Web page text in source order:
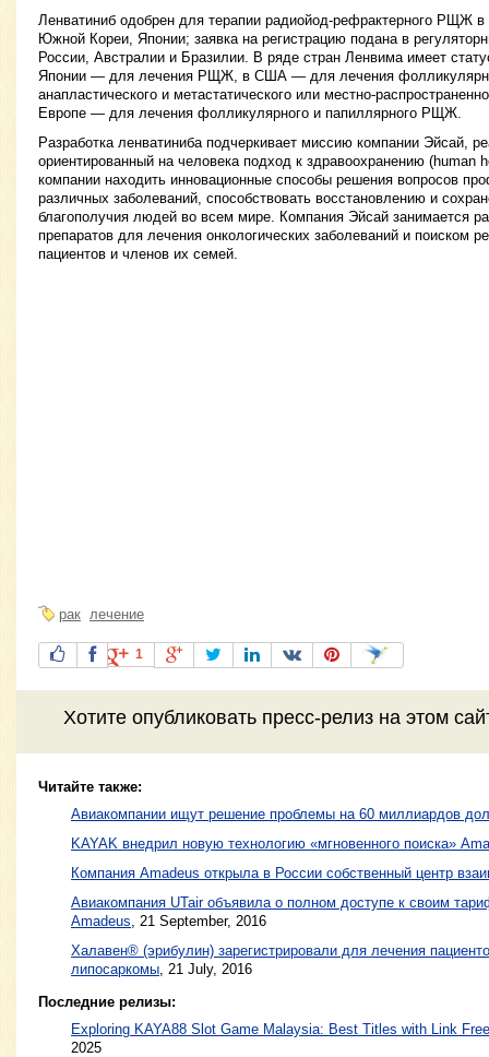
Ленватиниб одобрен для терапии радиойод-рефрактерного РЩЖ
Южной Кореи, Японии; заявка на регистрацию подана в
России, Австралии и Бразилии. В ряде стран Ленвима имеет
Японии — для лечения РЩЖ, в США — для лечения
анапластического и метастатического или местно-
Европе — для лечения фолликулярного и папиллярного РЩЖ.
Разработка ленватиниба подчеркивает миссию компании Эйсай,
ориентированный на человека подход к здравоохранению (human
компании находить инновационные способы решения вопросов
различных заболеваний, способствовать восстановлению и
благополучия людей во всем мире. Компания Эйсай занимается
препаратов для лечения онкологических заболеваний и поиском
пациентов и членов их семей.
рак лечение
1
Хотите опубликовать пресс-релизна этом
Читайте также:
Авиакомпании ищут решение проблемы на 60 миллиардов
KAYAK внедрил новую технологию «мгновенного поиска»
Компания Amadeus открыла в России собственный центр
Авиакомпания UTair объявила о полном доступе к своим
Amadeus, 21 September, 2016
Халавен® (эрибулин) зарегистрировали для лечения
липосаркомы, 21 July, 2016
Последние релизы:
Exploring KAYA88 Slot Game Malaysia: Best Titles with Link
2025